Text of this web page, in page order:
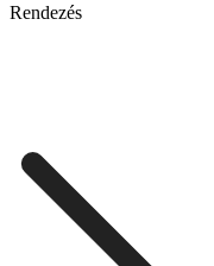
Rendezés